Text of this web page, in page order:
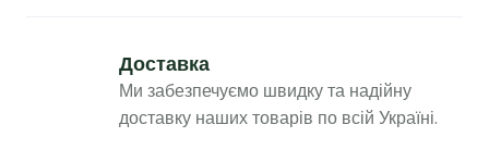
Доставка
Ми забезпечуємо швидку та надійну
доставку наших товарів по всій Україні.